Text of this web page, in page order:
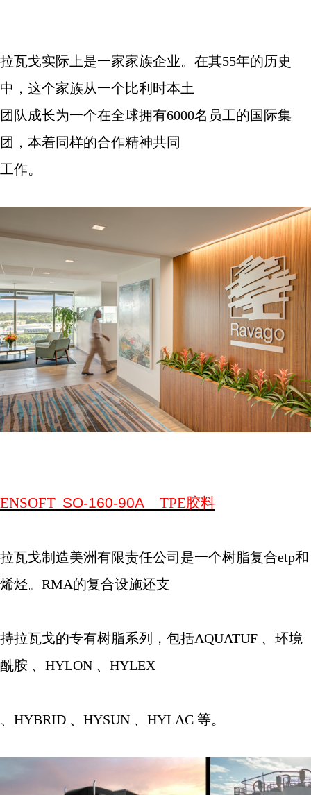
拉瓦戈实际上是一家家族企业。在其55年的历史
中，这个家族从一个比利时本土
团队成长为一个在全球拥有6000名员工的国际集
团，本着同样的合作精神共同
工作。
ENSOFT SO-160-90A TPE胶料
拉瓦戈制造美洲有限责任公司是一个树脂复合etp和
烯烃。 RMA的复合设施还支
持拉瓦戈的专有树脂系列，包括AQUATUF 、环境
酰胺 、 HYLON 、 HYLEX
、 HYBRID 、 HYSUN 、 HYLAC 等。